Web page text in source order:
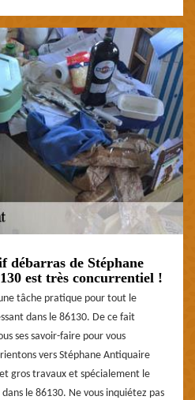
débarras de Stéphane
est très concurrentiel !
tâche pratique pour tout le
dans le 86130. De ce fait
ses savoir-faire pour vous
vers Stéphane Antiquaire
gros travaux et spécialement le
le 86130. Ne vous inquiétez pas